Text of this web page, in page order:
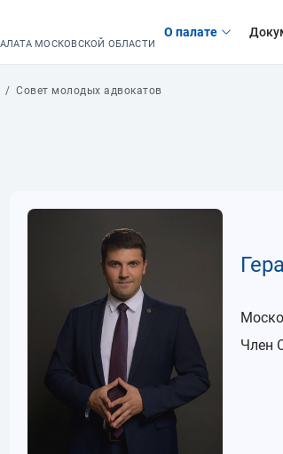
МОСКОВСКОЙ ОБЛАСТИ
О палате
Совет молодых адвокатов
Член